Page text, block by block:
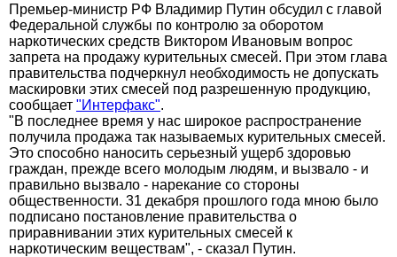
Премьер-министр РФ Владимир Путин обсудил с главой
Федеральной службы по контролю за оборотом
наркотических средств Виктором Ивановым вопрос
запрета на продажу курительных смесей. При этом глава
правительства подчеркнул необходимость не допускать
маскировки этих смесей под разрешенную продукцию,
сообщает "Интерфакс".
"В последнее время у нас широкое распространение
получила продажа так называемых курительных смесей.
Это способно наносить серьезный ущерб здоровью
граждан, прежде всего молодым людям, и вызвало - и
правильно вызвало - нарекание со стороны
общественности. 31 декабря прошлого года мною было
подписано постановление правительства о
приравнивании этих курительных смесей к
наркотическим веществам", - сказал Путин.